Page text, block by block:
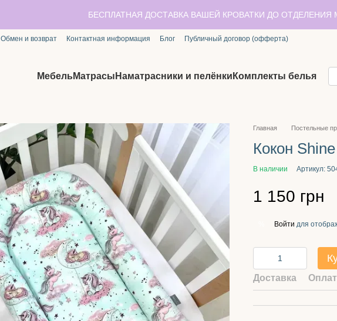
БЕСПЛАТНАЯ ДОСТАВКА ВАШЕЙ КРОВАТКИ ДО ОТДЕЛЕНИЯ
Обмен и возврат Контактная информация Блог Публичный договор (офферта)
МебельМатрасы Наматрасники и пелёнки Комплекты белья
Главная Постельные
Кокон
В наличии Артикул:
1 150 грн
Войти для
Доставка